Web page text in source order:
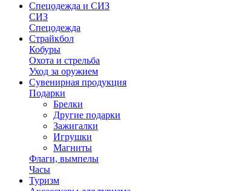
Спецодежда и СИЗ
СИЗ
Спецодежда
Страйкбол
Кобуры
Охота и стрельба
Уход за оружием
Сувенирная продукция
Подарки
Брелки
Другие подарки
Зажигалки
Игрушки
Магниты
Флаги, вымпелы
Часы
Туризм